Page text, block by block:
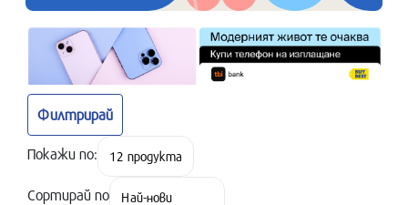
Филтрирай
Покажи по:
Сортирай по